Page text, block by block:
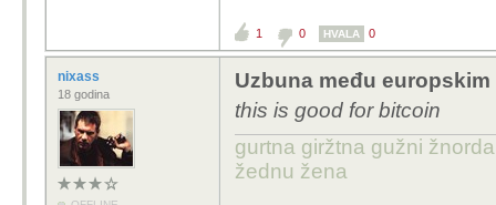
1 0 HVALA 0
nixass
18 godina
Uzbuna među
this is good for bitcoin
gurtna giržtna gužni
žednu žena